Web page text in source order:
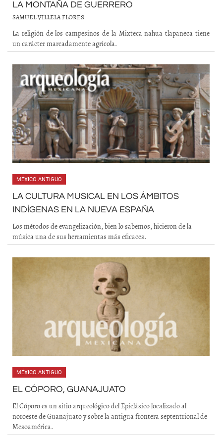
LA MONTAÑA DE GUERRERO
SAMUEL VILLELA FLORES
La religión de los campesinos de la Mixteca nahua tlapaneca tiene
un carácter marcadamente agrícola.
MÉXICO ANTIGUO
LA CULTURA MUSICAL EN LOS ÁMBITOS
INDÍGENAS EN LA NUEVA ESPAÑA
Los métodos de evangelización, bien lo sabemos, hicieron de la
música una de sus herramientas más eficaces.
MÉXICO ANTIGUO
EL CÓPORO, GUANAJUATO
El Cóporo es un sitio arqueológico del Epiclásico localizado al
noroeste de Guanajuato y sobre la antigua frontera septentrional de
Mesoamérica.